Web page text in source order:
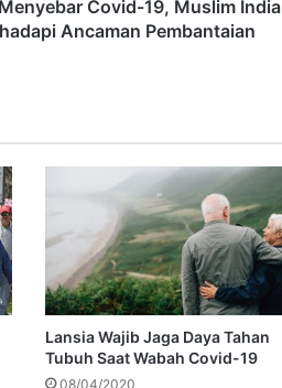
Covid-19, Muslim India
Ancaman Pembantaian
Lansia Wajib Jaga Daya Tahan
Tubuh Saat Wabah Covid-19
08/04/2020